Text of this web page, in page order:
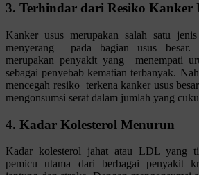
3. Terhindar dari Resiko Kanker
Kanker usus merupakan salah satu
menyerang pada bagian usus
merupakan penyakit yang menempati
sebagai penyebab kematian terbanyak.
mencegah resiko terkena kanker usus
mengonsumsi serat dalam jumlah yang
4. Kadar Kolesterol Menurun
Kadar kolesterol jahat atau LDL yang
pemicu utama dari berbagai penyakit